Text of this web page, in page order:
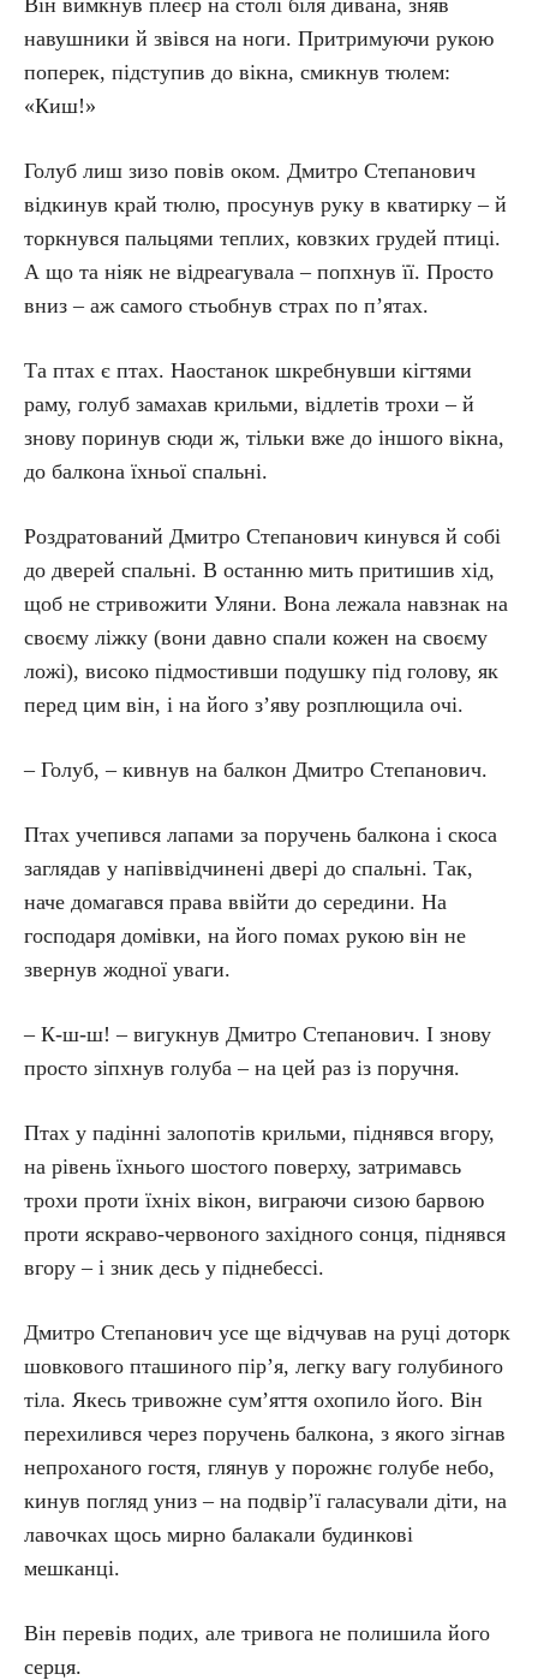
Він вимкнув плеєр на столі біля дивана, зняв
навушники й звівся на ноги. Притримуючи рукою
поперек, підступив до вікна, смикнув тюлем:
«Киш!»
Голуб лиш зизо повів оком. Дмитро Степанович
відкинув край тюлю, просунув руку в кватирку – й
торкнувся пальцями теплих, ковзких грудей птиці.
А що та ніяк не відреагувала – попхнув її. Просто
вниз – аж самого стьобнув страх по п’ятах.
Та птах є птах. Наостанок шкребнувши кігтями
раму, голуб замахав крильми, відлетів трохи – й
знову поринув сюди ж, тільки вже до іншого вікна,
до балкона їхньої спальні.
Роздратований Дмитро Степанович кинувся й собі
до дверей спальні. В останню мить притишив хід,
щоб не стривожити Уляни. Вона лежала навзнак на
своєму ліжку (вони давно спали кожен на своєму
ложі), високо підмостивши подушку під голову, як
перед цим він, і на його з’яву розплющила очі.
– Голуб, – кивнув на балкон Дмитро Степанович.
Птах учепився лапами за поручень балкона і скоса
заглядав у напіввідчинені двері до спальні. Так,
наче домагався права ввійти до середини. На
господаря домівки, на його помах рукою він не
звернув жодної уваги.
– К-ш-ш! – вигукнув Дмитро Степанович. І знову
просто зіпхнув голуба – на цей раз із поручня.
Птах у падінні залопотів крильми, піднявся вгору,
на рівень їхнього шостого поверху, затримавсь
трохи проти їхніх вікон, виграючи сизою барвою
проти яскраво-червоного західного сонця, піднявся
вгору – і зник десь у піднебессі.
Дмитро Степанович усе ще відчував на руці доторк
шовкового пташиного пір’я, легку вагу голубиного
тіла. Якесь тривожне сум’яття охопило його. Він
перехилився через поручень балкона, з якого зігнав
непроханого гостя, глянув у порожнє голубе небо,
кинув погляд униз – на подвір’ї галасували діти, на
лавочках щось мирно балакали будинкові
мешканці.
Він перевів подих, але тривога не полишила його
серця.